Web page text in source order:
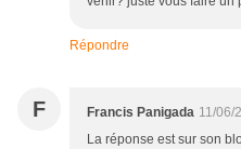
Répondre
F Francis Panigada 11/06/
La réponse est sur son